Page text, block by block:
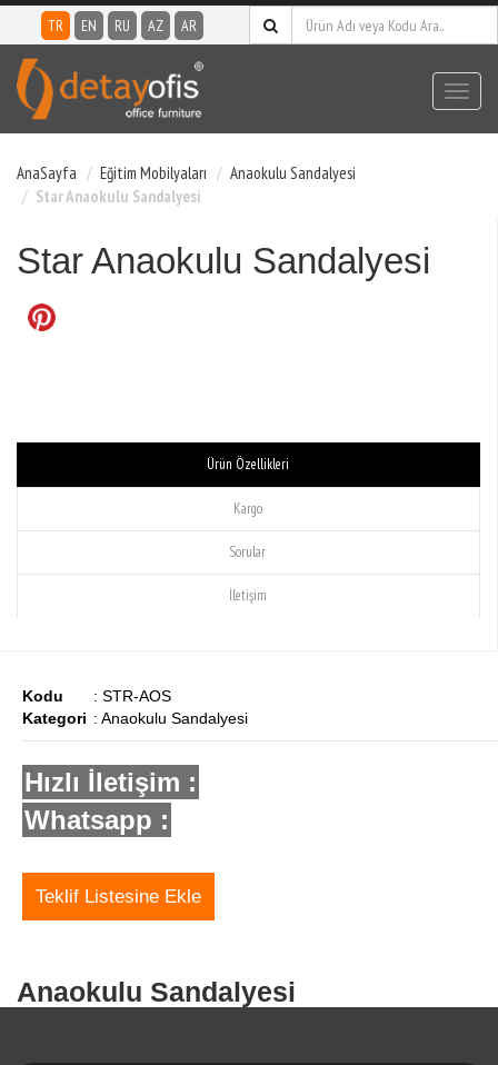
TR EN RU AZ AR
AnaSayfa Eğitim Mobilyaları
Anaokulu Sandalyesi
Star Anaokulu Sandalyesi
Star Anaokulu Sandalyesi
Ürün Özellikleri
Kargo
Sorular
İletişim
Kodu
: STR-AOS
Kategori : Anaokulu Sandalyesi
Hızlı İletişim :
Whatsapp :
Teklif Listesine Ekle
Anaokulu Sandalyesi